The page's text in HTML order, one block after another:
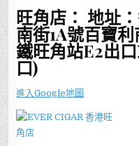
旺角店： 地址
南街1A號百寶
鐵旺角站E2出
口)
進入Google地圖